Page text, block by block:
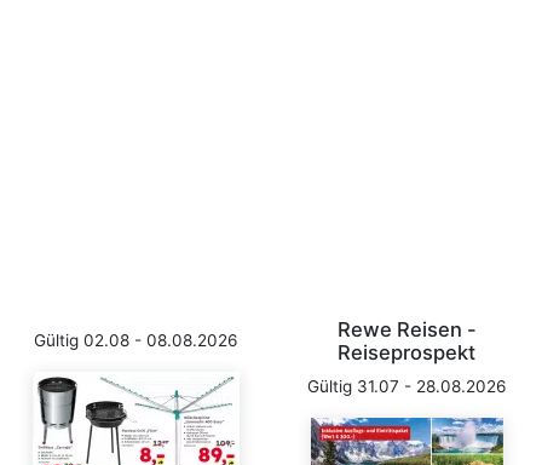
Gültig 02.08 - 08.08.2026
Rewe Reisen -
Reiseprospekt
Gültig 31.07 - 28.08.2026